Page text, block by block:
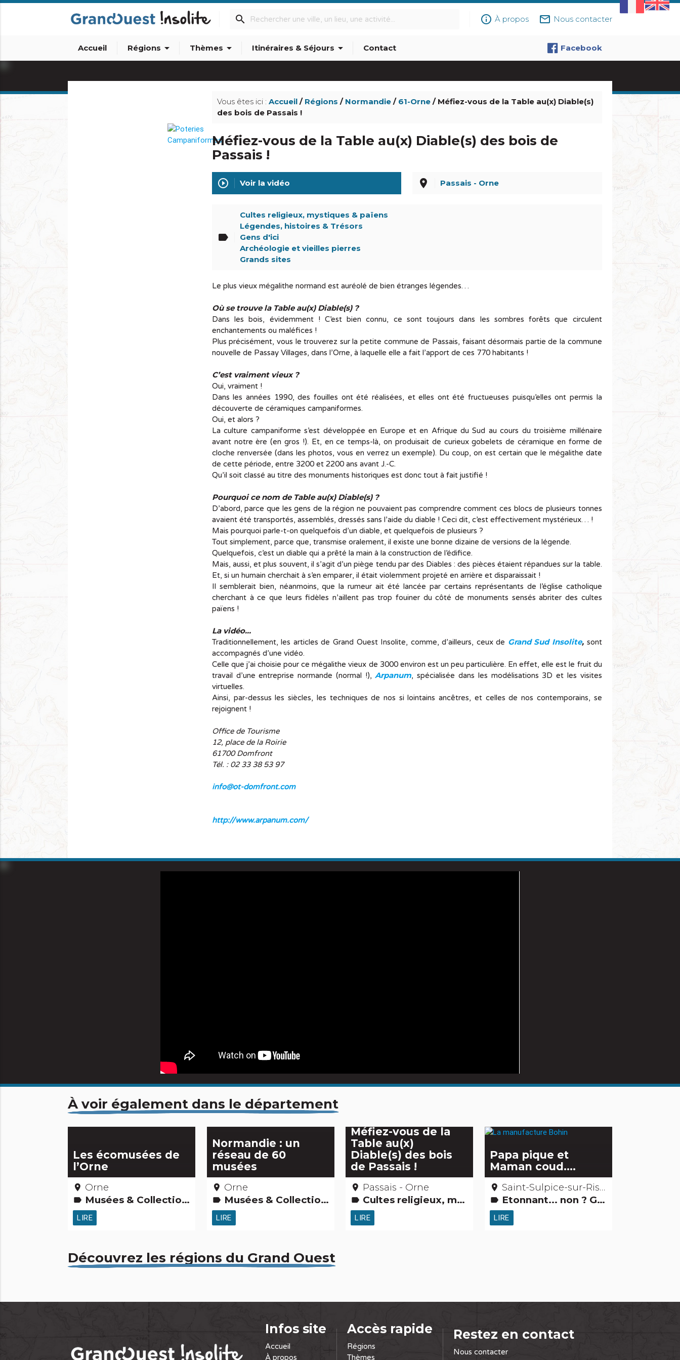
info_outline À propos mail_outline Nous contacter
search
Accueil Régions arrow_drop_down Thèmes arrow_drop_down Itinéraires & Séjours arrow_drop_down Contact Facebook
Vous êtes ici : Accueil/ Régions / Normandie/ 61-Orne/ Méfiez-vous de la Table au(x) Diable(s)
des bois de Passais !
Méfiez-vous de la Table au(x) Diable(s) des bois de
Passais !
play_circle_outline Voir la vidéo place Passais - Orne
label
Cultes religieux, mystiques & païens
Légendes, histoires & Trésors
Gens d'ici
Archéologie et vieilles pierres
Grands sites
Le plus vieux mégalithe normand est auréolé de bien étranges légendes…
Où se trouve la Table au(x) Diable(s) ?
Dans les bois, évidemment ! C’est bien connu, ce sont toujours dans les sombres forêts que circulent
enchantements ou maléfices !
Plus précisément, vous le trouverez sur la petite commune de Passais, faisant désormais partie de la commune
nouvelle de Passay Villages, dans l’Orne, à laquelle elle a fait l’apport de ces 770 habitants !
C’est vraiment vieux ?
Oui, vraiment !
Dans les années 1990, des fouilles ont été réalisées, et elles ont été fructueuses puisqu’elles ont permis la
découverte de céramiques campaniformes.
Oui, et alors ?
La culture campaniforme s’est développée en Europe et en Afrique du Sud au cours du troisième millénaire
avant notre ère (en gros !). Et, en ce temps-là, on produisait de curieux gobelets de céramique en forme de
cloche renversée (dans les photos, vous en verrez un exemple). Du coup, on est certain que le mégalithe date
de cette période, entre 3200 et 2200 ans avant J.-C.
Qu’il soit classé au titre des monuments historiques est donc tout à fait justifié !
Pourquoi ce nom de Table au(x) Diable(s) ?
D’abord, parce que les gens de la région ne pouvaient pas comprendre comment ces blocs de plusieurs tonnes
avaient été transportés, assemblés, dressés sans l’aide du diable ! Ceci dit, c’est effectivement mystérieux… !
Mais pourquoi parle-t-on quelquefois d’un diable, et quelquefois de plusieurs ?
Tout simplement, parce que, transmise oralement, il existe une bonne dizaine de versions de la légende.
Quelquefois, c’est un diable qui a prêté la main à la construction de l’édifice.
Mais, aussi, et plus souvent, il s’agit d’un piège tendu par des Diables : des pièces étaient répandues sur la table.
Et, si un humain cherchait à s’en emparer, il était violemment projeté en arrière et disparaissait !
Il semblerait bien, néanmoins, que la rumeur ait été lancée par certains représentants de l’église catholique
cherchant à ce que leurs fidèles n’aillent pas trop fouiner du côté de monuments sensés abriter des cultes
païens !
La vidéo…
Traditionnellement, les articles de Grand Ouest Insolite, comme, d’ailleurs, ceux de Grand Sud Insolite, sont
accompagnés d’une vidéo.
Celle que j’ai choisie pour ce mégalithe vieux de 3000 environ est un peu particulière. En effet, elle est le fruit du
travail d’une entreprise normande (normal !),Arpanum, spécialisée dans les modélisations 3D et les visites
virtuelles.
Ainsi, par-dessus les siècles, les techniques de nos si lointains ancêtres, et celles de nos contemporains, se
rejoignent !
Office de Tourisme
12, place de la Roirie
61700 Domfront
Tél. : 02 33 38 53 97
info@ot-domfront.com
http://www.arpanum.com/
À voir également dans le département
Les écomusées de
l’Orne
place Orne
label Musées & Collections Gens d'ici Petits métiers Activités touristiques, sportives, culturelles
LIRE
Normandie : un
réseau de 60
musées
place Orne
label Musées & Collections Activités touristiques, sportives, culturelles
LIRE
Méfiez-vous de la
Table au(x)
Diable(s) des bois
de Passais !
place Passais - Orne
label Cultes religieux, mystiques & païens Légendes, histoires & Trésors Gens d'ici Archéologie et vieilles pierres Grands sites
LIRE
Papa pique et
Maman coud….
place Saint-Sulpice-sur-Risle - Orne
label Etonnant... non ? Gens d'ici Petits métiers
LIRE
Découvrez les régions du Grand Ouest
Infos site
Accueil
À propos
Accès rapide
Régions
Thèmes
Restez en contact
Nous contacter